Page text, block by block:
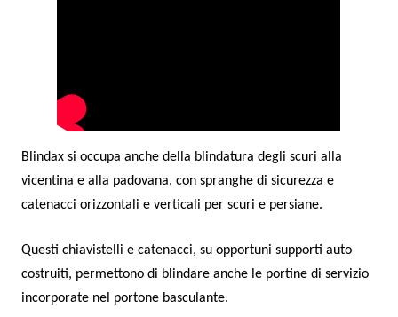
Blindax si occupa anche della blindatura degli scuri alla
vicentina e alla padovana, con spranghe di sicurezza e
catenacci orizzontali e verticali per scuri e persiane.
Questi chiavistelli e catenacci, su opportuni supporti auto
costruiti, permettono di blindare anche le portine di servizio
incorporate nel portone basculante.